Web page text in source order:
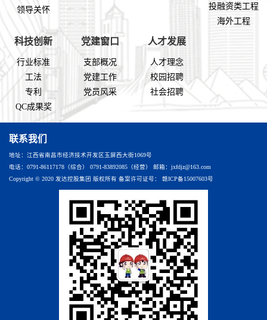
领导关怀
投融资类工程
海外工程
科技创新
行业标准
工法
专利
QC成果奖
党建窗口
支部概况
党建工作
党员风采
人才发展
人才理念
校园招聘
社会招聘
联系我们
地址：江西省南昌市经济技术开发区玉屏西大街1069号
电话：0791-86117178（综合） 0791-83892085（经营） 邮箱：jxfdjz@163.com
Copyright © 2020 发达控股集团 版权所有 备案许可证号： 赣ICP备15007603号